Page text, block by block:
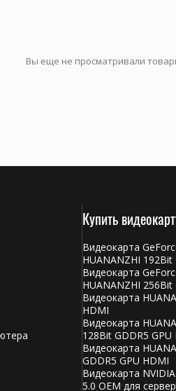
Вы еще не просматривали
Купить
Видеокарта
HUANANZHI 192Bit
Видеокарта
HUANANZHI 256Bit
Видеокарта
HDMI
Видеокарта
128Bit GDDR5 GPU
Видеокарта
GDDR5 GPU HDMI
Видеокарта
5.0 OEM для